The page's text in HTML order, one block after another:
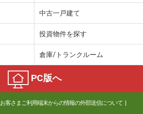
中古一戸建て
投資物件を探す
倉庫/トランクルーム
PC版へ
お客さまご利用端末からの情報の外部送信について